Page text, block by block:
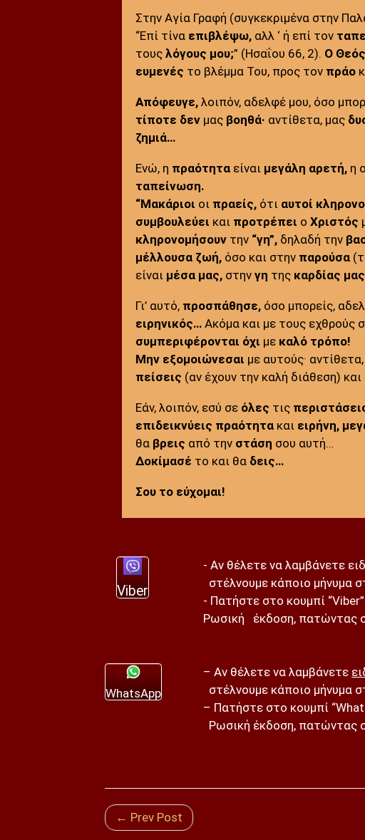
Στην Αγία Γραφή (συγκεκριμένα στην
“Eπί τίνα επιβλέψω,αλλ ‘ ή επί τον
τους λόγους μου;” (Ησαΐου 66, 2). Ο Θεός
ευμενές το βλέμμα Του, προς τον πράο
Απόφευγε,λοιπόν, αδελφέ μου, όσο
τίποτε δενμας βοηθά· αντίθετα, μας
ζημιά…
Ενώ, η πραότηταείναι μεγάλη αρετή, η
ταπείνωση.
“Μακάριοι οι πραείς, ότι αυτοί
συμβουλεύει και προτρέπει ο Χριστός
κληρονομήσουντην “γη”,δηλαδή την
μέλλουσα ζωή,όσο και στην παρούσα
είναι μέσα μας,στην γη της καρδίας
Γι’ αυτό, προσπάθησε,όσο μπορείς,
ειρηνικός…Ακόμα και με τους εχθρούς
συμπεριφέρονται όχι με καλό τρόπο!
Μην εξομοιώνεσαι με αυτούς·
πείσεις (αν έχουν την καλή διάθεση)
Εάν, λοιπόν, εσύ σε όλες τις
επιδεικνύεις πραότητακαι ειρήνη,
θα βρεις από την στάση σου αυτή…
Δοκίμασέ το και θα δεις…
Σου το εύχομαι!
Viber
- Αν θέλετε να λαμβάνετε
στέλνουμε κάποιο μήνυμα
- Πατήστε στο κουμπί
Ρωσική έκδοση, πατώντας
WhatsApp
– Αν θέλετε να λαμβάνετε
στέλνουμε κάποιο μήνυμα
– Πατήστε στο κουμπί
Ρωσική έκδοση, πατώντας
← Prev Post